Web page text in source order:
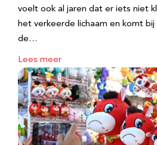
voelt ook al jaren dat er iets niet
het verkeerde lichaam en komt
de…
Lees meer